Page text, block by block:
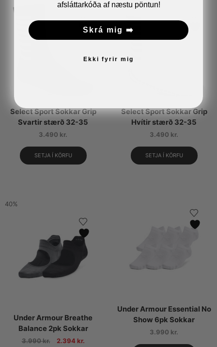
Select Sport Sokkar Grip
Svartir stærð 32-35
3.490 kr.
SETJA Í KÖRFU
Select Sport Sokkar Grip
Hvítir stærð 32-35
3.490 kr.
SETJA Í KÖRFU
40%
Under Armour Breathe
Balance 2pk Sokkar
3.990kr. 2.394 kr.
Under Armour Essential No
Show 6pk Sokkar
3.990 kr.
afsláttarkóða af næstu pöntun!
Skrá mig ➡️
Ekki fyrir mig